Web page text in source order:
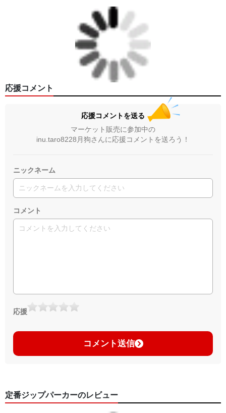
応援コメント
応援コメントを送る
マーケット販売に参加中の
inu.taro8228月狗さんに応援コメントを送ろう！
ニックネーム
コメント
応援
コメント送信
定番ジップパーカーのレビュー